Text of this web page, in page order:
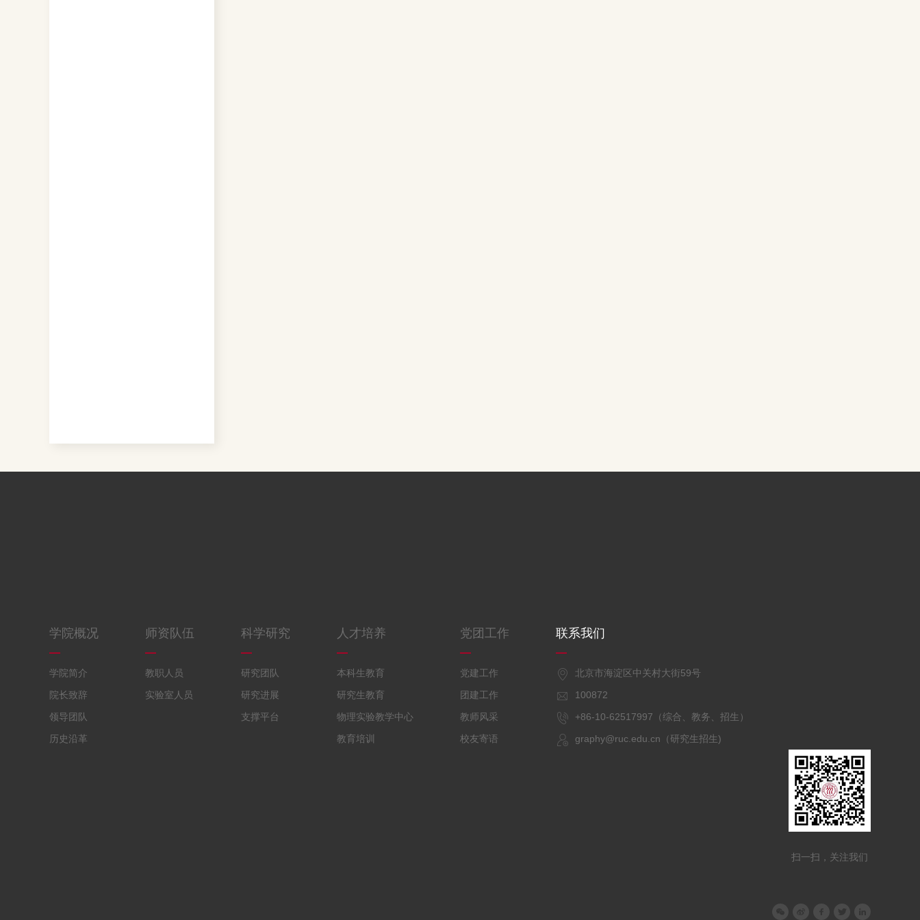
学院概况
学院简介
院长致辞
领导团队
历史沿革
师资队伍
教职人员
实验室人员
科学研究
研究团队
研究进展
支撑平台
人才培养
本科生教育
研究生教育
物理实验教学中心
教育培训
党团工作
党建工作
团建工作
教师风采
校友寄语
联系我们
北京市海淀区中关村大街59号
100872
+86-10-62517997（综合、教务、招生）
graphy@ruc.edu.cn（研究生招生)
扫一扫，关注我们